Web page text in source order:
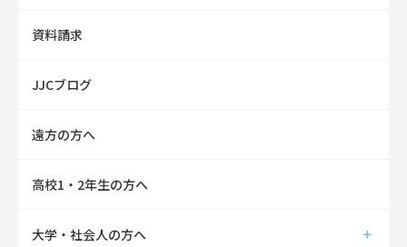
資料請求
JJCブログ
遠方の方へ
高校1・2年生の方へ
大学・社会人の方へ